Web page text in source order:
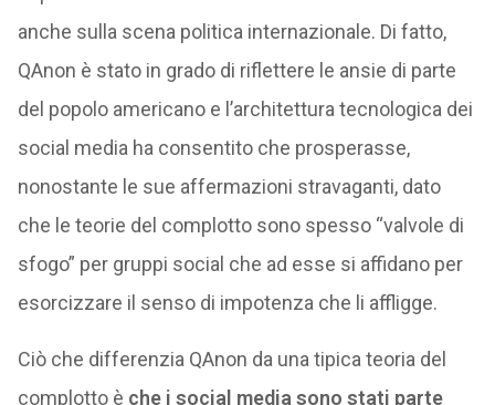
anche sulla scena politica internazionale. Di fatto,
QAnon è stato in grado di riflettere le ansie di parte
del popolo americano e l’architettura tecnologica dei
social media ha consentito che prosperasse,
nonostante le sue affermazioni stravaganti, dato
che le teorie del complotto sono spesso “valvole di
sfogo” per gruppi social che ad esse si affidano per
esorcizzare il senso di impotenza che li affligge.
Ciò che differenzia QAnon da una tipica teoria del
complotto è che i social media sono stati parte